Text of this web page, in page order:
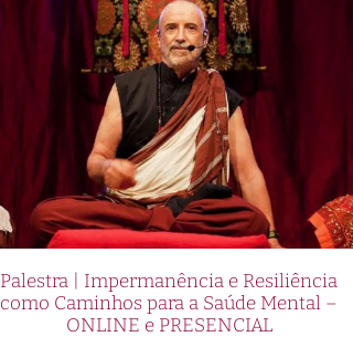
Palestra | Impermanência e Resiliência
como Caminhos para a Saúde Mental –
ONLINE e PRESENCIAL